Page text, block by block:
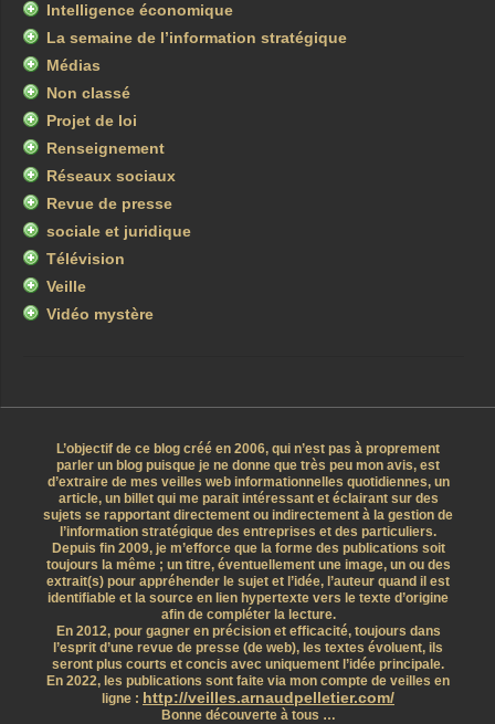
Intelligence économique
La semaine de l’information stratégique
Médias
Non classé
Projet de loi
Renseignement
Réseaux sociaux
Revue de presse
sociale et juridique
Télévision
Veille
Vidéo mystère
L’objectif de ce blog créé en 2006, qui n’est pas à proprement
parler un blog puisque je ne donne que très peu mon avis, est
d’extraire de mes veilles web informationnelles quotidiennes, un
article, un billet qui me parait intéressant et éclairant sur des
sujets se rapportant directement ou indirectement à la gestion de
l’information stratégique des entreprises et des particuliers.
Depuis fin 2009, je m’efforce que la forme des publications soit
toujours la même ; un titre, éventuellement une image, un ou des
extrait(s) pour appréhender le sujet et l’idée, l’auteur quand il est
identifiable et la source en lien hypertexte vers le texte d’origine
afin de compléter la lecture.
En 2012, pour gagner en précision et efficacité, toujours dans
l’esprit d’une revue de presse (de web), les textes évoluent, ils
seront plus courts et concis avec uniquement l’idée principale.
En 2022, les publications sont faite via mon compte de veilles en
ligne : http://veilles.arnaudpelletier.com/
Bonne découverte à tous …